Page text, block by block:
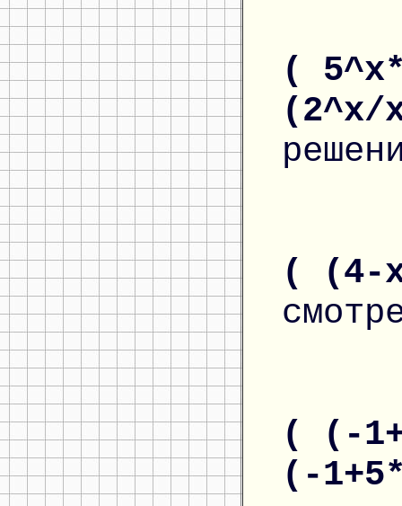
(
(2^x/
( (4-
( (-
(-